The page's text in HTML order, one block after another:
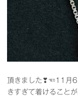
頂きました❣☜11月
きすぎて着けること